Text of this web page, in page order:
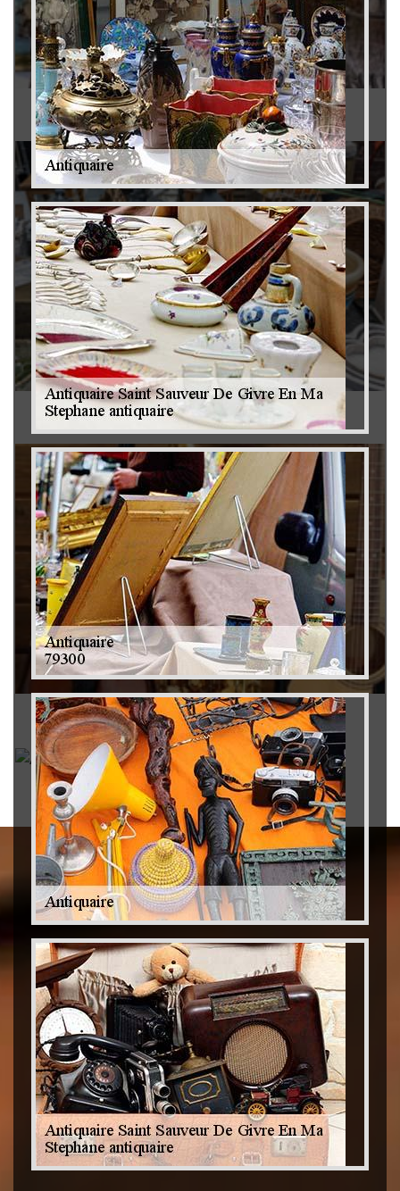
Antiquaire 79
Brocanteur 79
Rachat instrument de musique 79
Achat antiquité 79